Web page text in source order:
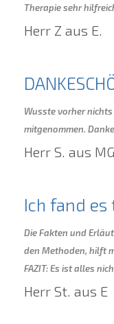
Therapie sehr
Herr Z aus E.
Wusste vorher
mitgenommen.
Herr S. aus MG
Ich fand es
Die Fakten und
den Methoden, hilft
FAZIT: Es ist alles
Herr St. aus E